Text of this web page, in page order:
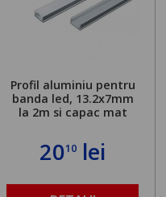
Profil aluminiu pentru
banda led, 13.2x7mm
la 2m si capac mat
2010 lei